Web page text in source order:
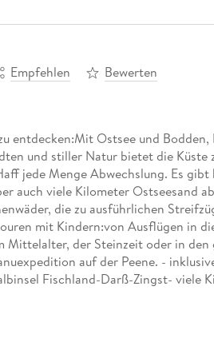
Empfehlen Bewerten
entdecken:Mit Ostsee und
und stiller Natur bietet die Küste
jede Menge Abwechslung. Es
auch viele Kilometer Ostseesand
die zu ausführlichen
mit Kindern:von Ausflügen in
Mittelalter, der Steinzeit oder in
auf der Peene. -
Fischland-Darß-Zingst- viele